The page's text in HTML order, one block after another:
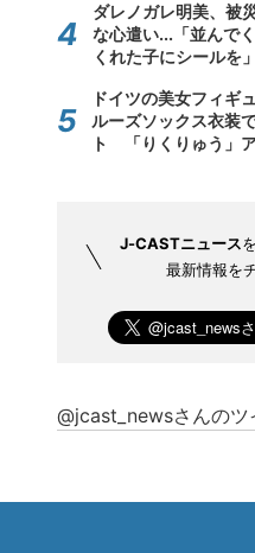
ダレノガレ明美、被
な心遣い...「並んで
くれた子にシールを」
ドイツの美女フィギ
ルーズソックス衣装
ト 「りくりゅう」
J-CASTニュース
最新情報を
@jcast_newsさんのツ